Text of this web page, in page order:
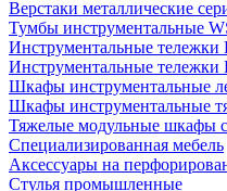
Верстаки металлические
Тумбы инструментальные
Инструментальные
Инструментальные
Шкафы инструментальные
Шкафы инструментальные
Тяжелые модульные шкафы
Cпециализированная мебель
Аксессуары на
Стулья промышленные